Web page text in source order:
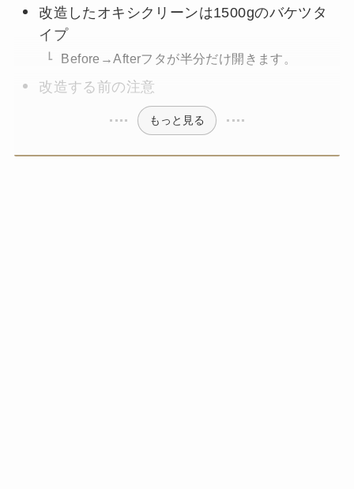
改造したオキシクリーンは1500gのバケツタ
イプ
Before→Afterフタが半分だけ開きます。
改造する前の注意
もっと見る